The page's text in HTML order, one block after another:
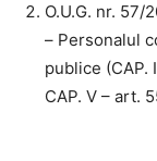
O.U.G. nr.
– Personalul
publice (CAP.
CAP. V – art.